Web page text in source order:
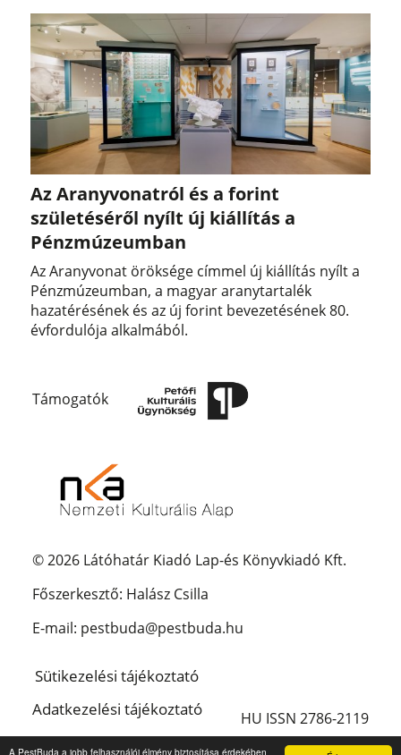
A PestBuda a jobb felhasználói élmény biztosítása érdekében
Az Aranyvonatról és a forint
születéséről nyílt új kiállítás a
Pénzmúzeumban
Az Aranyvonat öröksége címmel új kiállítás nyílt a
Pénzmúzeumban, a magyar aranytartalék
hazatérésének és az új forint bevezetésének 80.
évfordulója alkalmából.
Támogatók
© 2026 Látóhatár Kiadó Lap-és Könyvkiadó Kft.
Főszerkesztő: Halász Csilla
E-mail: pestbuda@pestbuda.hu
Sütikezelési tájékoztató
Adatkezelési tájékoztató
Impresszum
HU ISSN 2786-2119